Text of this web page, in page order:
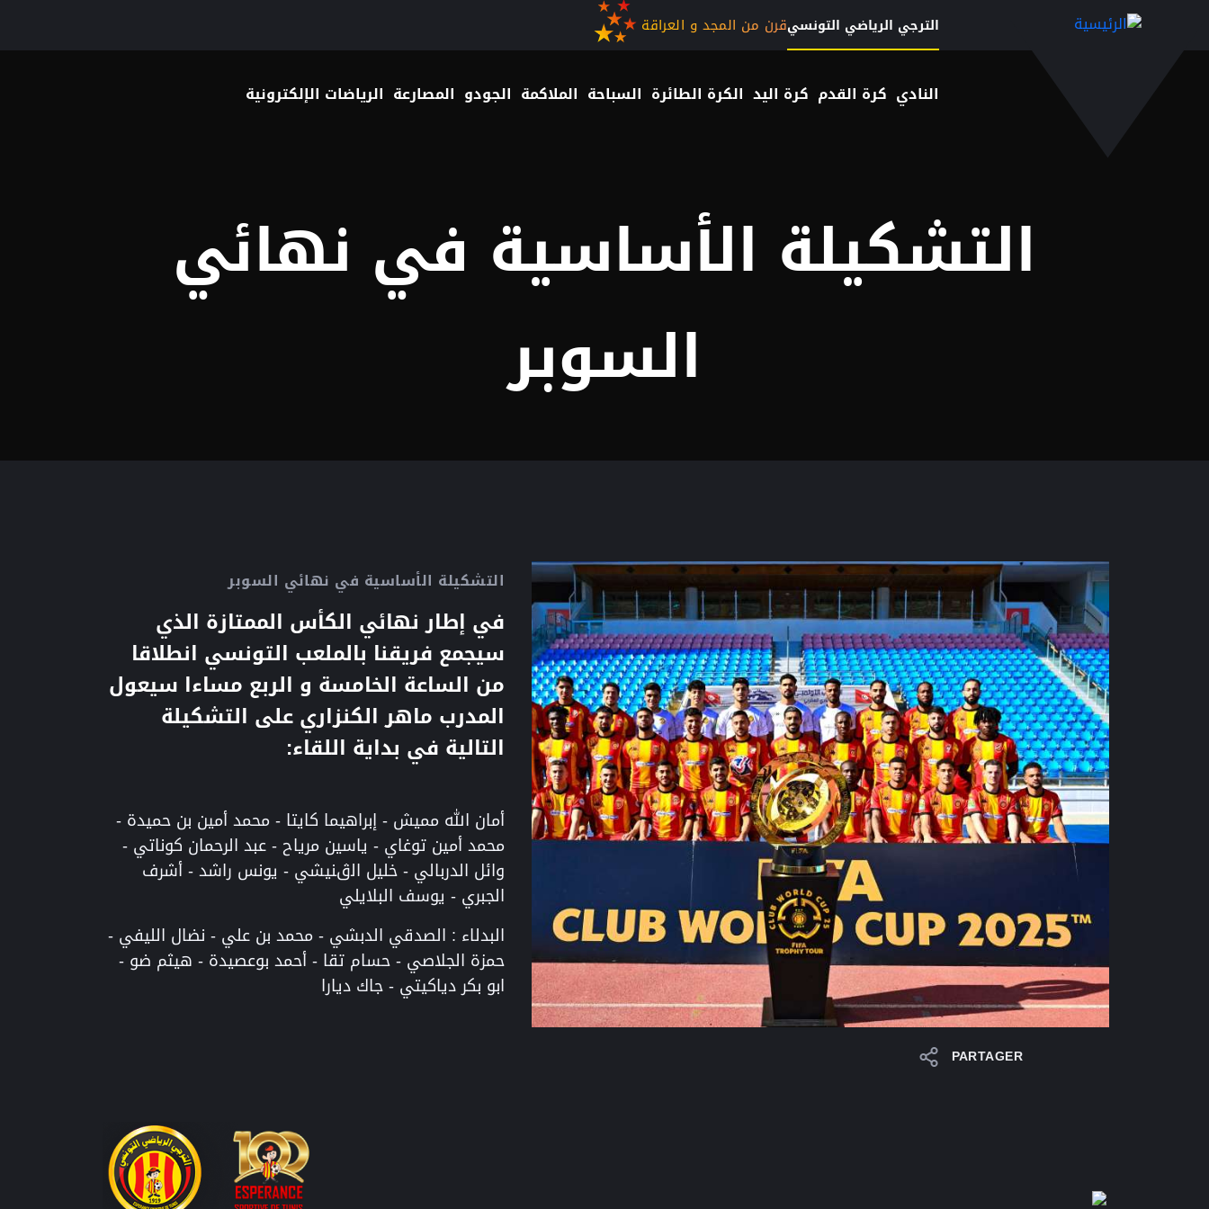
تجاوز إلى المحتوى الرئيسي
الترجي الرياضي التونسيقرن من المجد و العراقة
النادي كرة القدم كرة اليد الكرة الطائرة السباحة الملاكمة الجودو المصارعة الرياضات الإلكترونية
التشكيلة الأساسية في نهائي
السوبر
التشكيلة الأساسية في نهائي السوبر
في إطار نهائي الكأس الممتازة الذي
سيجمع فريقنا بالملعب التونسي انطلاقا
من الساعة الخامسة و الربع مساءا سيعول
المدرب ماهر الكنزاري على التشكيلة
التالية في بداية اللقاء:
أمان الله مميش - إبراهيما كايتا - محمد أمين بن حميدة -
محمد أمين توغاي - ياسين مرياح - عبد الرحمان كوناتي -
وائل الدربالي - خليل الڨنيشي - يونس راشد - أشرف
الجبري - يوسف البلايلي
البدلاء : الصدقي الدبشي - محمد بن علي - نضال الليفي -
حمزة الجلاصي - حسام تقا - أحمد بوعصيدة - هيثم ضو -
ابو بكر دياكيتي - جاك ديارا
PARTAGER